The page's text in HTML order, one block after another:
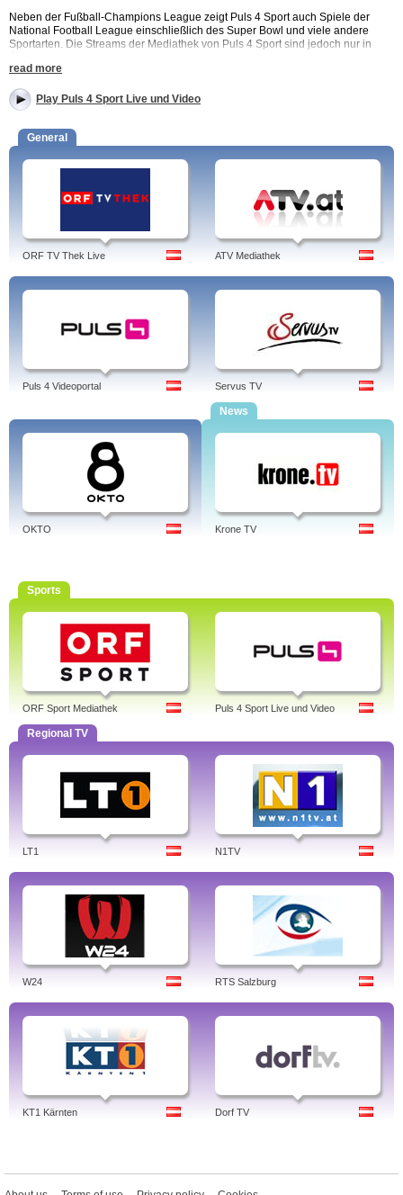
Neben der Fußball-Champions League zeigt Puls 4 Sport auch Spiele der
National Football League einschließlich des Super Bowl und viele andere
Sportarten. Die Streams der Mediathek von Puls 4 Sport sind jedoch nur in
Champions League. Zusammenfassungen und Interviews auf puls4 ansehen.
Spiele der UEFA Champions League online im Livestream und sämtliche
News und Daten zur Fussball Königklasse.
Tags: Puls 4 Sport, live, sportmoderator, sport moderatorin, sportreporter,
4 programm, stream, frequenz, nfl, hd, fotos, topmodel, in deutschland, sport,
read more
Play Puls 4 Sport Live und Video
General
ORF TV Thek Live ATV Mediathek
Puls 4 Videoportal Servus TV
OKTO
News
Krone TV
Sports
ORF Sport Mediathek Puls 4 Sport Live und Video
Regional TV
LT1 N1TV
W24 RTS Salzburg
KT1 Kärnten Dorf TV